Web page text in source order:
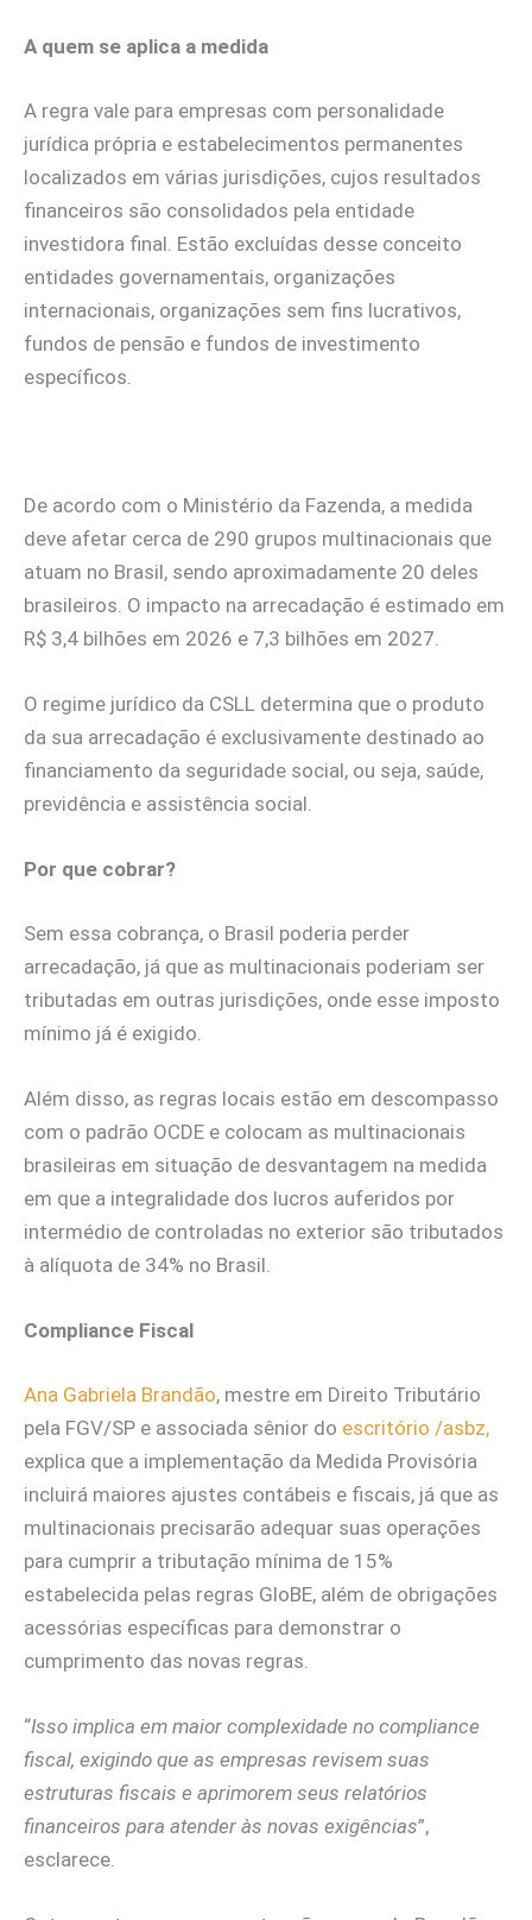
A quem se aplica a medida
A regra vale para empresas com personalidade
jurídica própria e estabelecimentos permanentes
localizados em várias jurisdições, cujos resultados
financeiros são consolidados pela entidade
investidora final. Estão excluídas desse conceito
entidades governamentais, organizações
internacionais, organizações sem fins lucrativos,
fundos de pensão e fundos de investimento
específicos.
De acordo com o Ministério da Fazenda, a medida
deve afetar cerca de 290 grupos multinacionais que
atuam no Brasil, sendo aproximadamente 20 deles
brasileiros. O impacto na arrecadação é estimado em
R$ 3,4 bilhões em 2026 e 7,3 bilhões em 2027.
O regime jurídico da CSLL determina que o produto
da sua arrecadação é exclusivamente destinado ao
financiamento da seguridade social, ou seja, saúde,
previdência e assistência social.
Por que cobrar?
Sem essa cobrança, o Brasil poderia perder
arrecadação, já que as multinacionais poderiam ser
tributadas em outras jurisdições, onde esse imposto
mínimo já é exigido.
Além disso, as regras locais estão em descompasso
com o padrão OCDE e colocam as multinacionais
brasileiras em situação de desvantagem na medida
em que a integralidade dos lucros auferidos por
intermédio de controladas no exterior são tributados
à alíquota de 34% no Brasil.
Compliance Fiscal
Ana Gabriela Brandão, mestre em Direito Tributário
pela FGV/SP e associada sênior do escritório /asbz,
explica que a implementação da Medida Provisória
incluirá maiores ajustes contábeis e fiscais, já que as
multinacionais precisarão adequar suas operações
para cumprir a tributação mínima de 15%
estabelecida pelas regras GloBE, além de obrigações
acessórias específicas para demonstrar o
cumprimento das novas regras.
“Isso implica em maior complexidade no compliance
fiscal, exigindo que as empresas revisem suas
estruturas fiscais e aprimorem seus relatórios
financeiros para atender às novas exigências”,
esclarece.